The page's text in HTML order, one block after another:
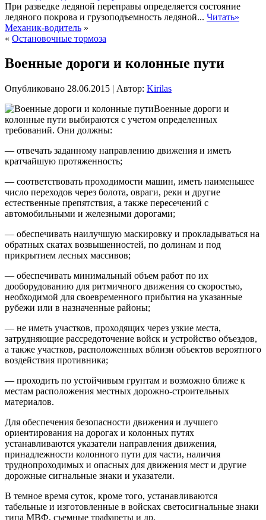
При разведке ледяной переправы определяется состояние
ледяного покрова и грузоподъемность ледяной... Читать»
Механик-водитель »
« Остановочные тормоза
Военные дороги и колонные пути
Опубликовано 28.06.2015 | Автор: Kirilas
Военные дороги и
колонные пути выбираются с учетом определенных
требований. Они должны:
— отвечать заданному направлению движения и иметь
кратчайшую протяженность;
— соответствовать проходимости машин, иметь наименьшее
число переходов через болота, овраги, реки и другие
естественные препятствия, а также пересечений с
автомобильными и железными дорогами;
— обеспечивать наилучшую маскировку и прокладываться на
обратных скатах возвышенностей, по долинам и под
прикрытием лесных массивов;
— обеспечивать минимальный объем работ по их
дооборудованию для ритмичного движения со скоростью,
необходимой для своевременного прибытия на указанные
рубежи или в назначенные районы;
— не иметь участков, проходящих через узкие места,
затрудняющие рассредоточение войск и устройство объездов,
а также участков, расположенных вблизи объектов вероятного
воздействия противника;
— проходить по устойчивым грунтам и возможно ближе к
местам расположения местных дорожно-строительных
материалов.
Для обеспечения безопасности движения и лучшего
ориентирования на дорогах и колонных путях
устанавливаются указатели направления движения,
принадлежности колонного пути для части, наличия
труднопроходимых и опасных для движения мест и другие
дорожные сигнальные знаки и указатели.
В темное время суток, кроме того, устанавливаются
табельные и изготовленные в войсках светосигнальные знаки
типа МВФ, съемные трафареты и др.